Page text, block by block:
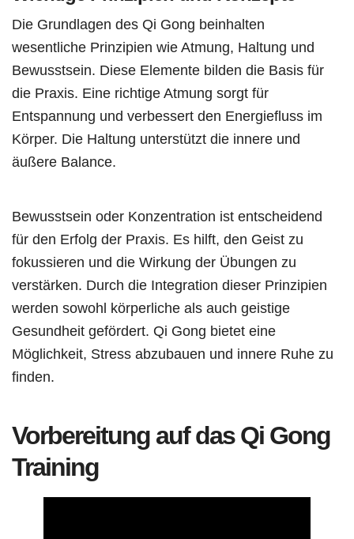
Die Grundlagen des Qi Gong beinhalten
wesentliche Prinzipien wie Atmung, Haltung und
Bewusstsein. Diese Elemente bilden die Basis für
die Praxis. Eine richtige Atmung sorgt für
Entspannung und verbessert den Energiefluss im
Körper. Die Haltung unterstützt die innere und
äußere Balance.
Bewusstsein oder Konzentration ist entscheidend
für den Erfolg der Praxis. Es hilft, den Geist zu
fokussieren und die Wirkung der Übungen zu
verstärken. Durch die Integration dieser Prinzipien
werden sowohl körperliche als auch geistige
Gesundheit gefördert. Qi Gong bietet eine
Möglichkeit, Stress abzubauen und innere Ruhe zu
finden.
Vorbereitung auf das Qi Gong
Training